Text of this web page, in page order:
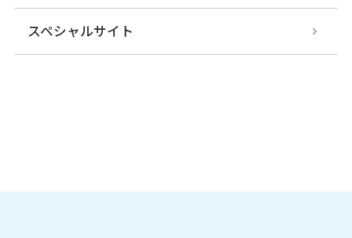
スペシャルサイト